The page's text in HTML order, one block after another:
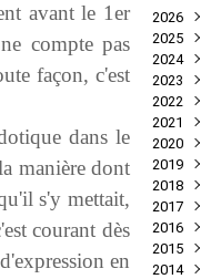
avant le 1er
compte pas
façon, c'est
dans le
manière dont
s'y mettait,
courant dès
en
2026
Mai
Avril
Mars
2025
Août
Mai
Avril
Mars
2024
Août
Juin
Mai
Avril
Mars
2023
Juin
Mai
Avril
Mars
2022
Août
Juin
Mai
2021
Août
Juin
2020
Août
Juin
2019
Août
2018
2017
2016
2015
2014